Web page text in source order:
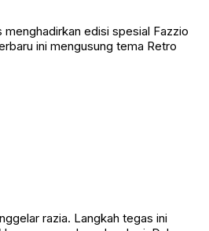
edisi spesial Fazzio
ini mengusung tema Retro
razia. Langkah tegas ini